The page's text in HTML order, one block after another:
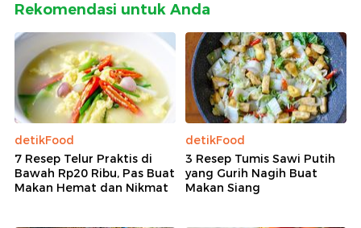
Rekomendasi untuk Anda
detikFood
7 Resep Telur Praktis di
Bawah Rp20 Ribu, Pas Buat
Makan Hemat dan Nikmat
detikFood
3 Resep Tumis Sawi Putih
yang Gurih Nagih Buat
Makan Siang